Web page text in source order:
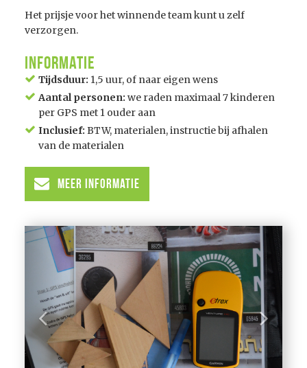
Het prijsje voor het winnende team kunt u zelf
verzorgen.
Informatie
Tijdsduur: 1,5 uur, of naar eigen wens
Aantal personen: we raden maximaal 7 kinderen
per GPS met 1 ouder aan
Inclusief: BTW, materialen, instructie bij afhalen
van de materialen
Meer informatie